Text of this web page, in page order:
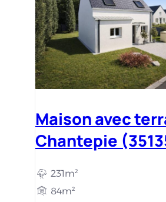
Maison avec
Chantepie
231m²
84m²